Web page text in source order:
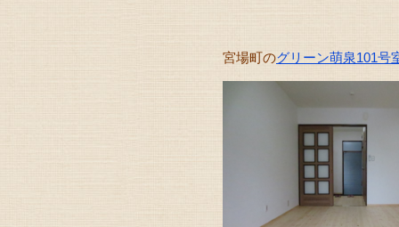
宮場町のグリーン萌泉101号